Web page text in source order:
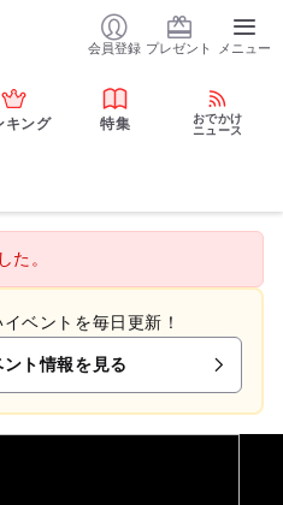
会員登録 プレゼント メニュー
キング 特集
おでかけ
ニュース
た。
ベントを毎日更新！
ト情報を見る